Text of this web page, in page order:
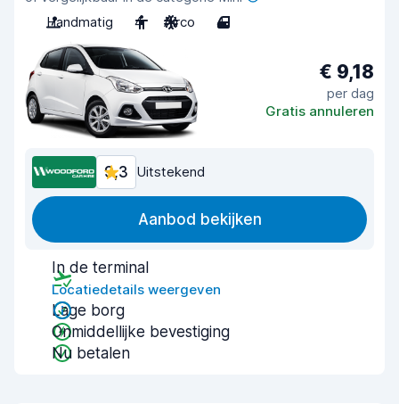
Handmatig
4 Airco 4
€ 9,18
per dag
Gratis annuleren
9,3 Uitstekend
Aanbod bekijken
In de terminal
Locatiedetails weergeven
Lage borg
Onmiddellijke bevestiging
Nu betalen